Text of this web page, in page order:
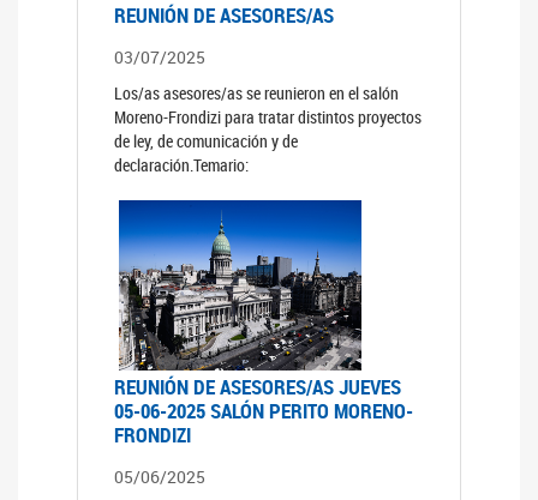
REUNIÓN DE ASESORES/AS
03/07/2025
Los/as asesores/as se reunieron en el salón
Moreno-Frondizi para tratar distintos proyectos
de ley, de comunicación y de
declaración.Temario:
REUNIÓN DE ASESORES/AS JUEVES
05-06-2025 SALÓN PERITO MORENO-
FRONDIZI
05/06/2025